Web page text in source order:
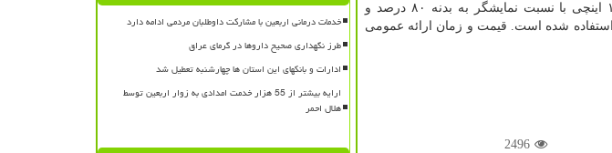
سامسونگ یک تبلت جدید به نام گلکسی تب ای ۷ را هم عرضه نموده که دارای نمایشگر ۱۰.۴ اینچی با نسبت نمایشگر به بدنه ۸۰ درصد و
بلندگوهای دالبی اتمز است. در این تبلت که قابلیت نصب سیمکارت را هم دارد از پردازنده ای ۴۲ استفاده شده است. قیمت و زمان ارائه عمومی
2496
خدمات درمانی اربعین با مشارکت داوطلبان مردمی ادامه دارد
طرز نگهداری صحیح داروها در گرمای عراق
ادارات و بانکهای این استان ها چهارشنبه تعطیل شد
ارایه بیشتر از 55 هزار خدمت امدادی به زوار اربعین توسط
هلال احمر